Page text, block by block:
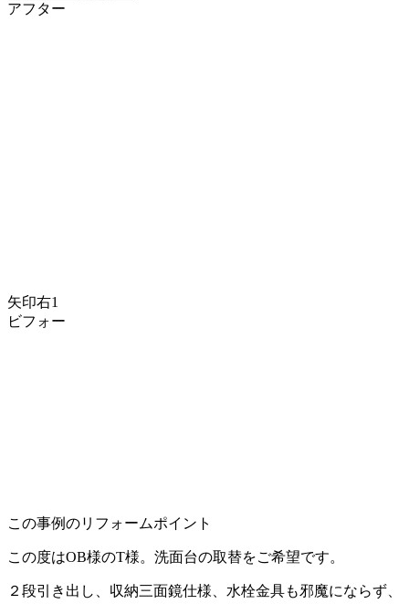
アフター
矢印右1
ビフォー
この事例のリフォームポイント
この度はOB様のT様。洗面台の取替をご希望です。
２段引き出し、収納三面鏡仕様、水栓金具も邪魔にならず、